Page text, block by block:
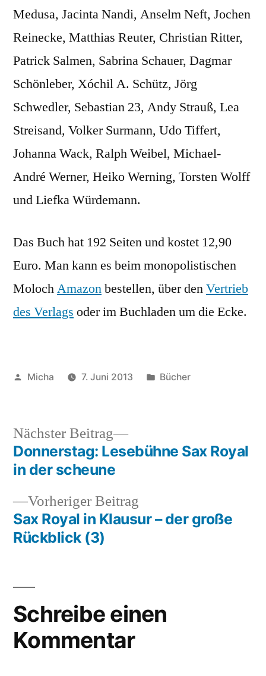
Medusa, Jacinta Nandi, Anselm Neft, Jochen
Reinecke, Matthias Reuter, Christian Ritter,
Patrick Salmen, Sabrina Schauer, Dagmar
Schönleber, Xóchil A. Schütz, Jörg
Schwedler, Sebastian 23, Andy Strauß, Lea
Streisand, Volker Surmann, Udo Tiffert,
Johanna Wack, Ralph Weibel, Michael-
André Werner, Heiko Werning, Torsten Wolff
und Liefka Würdemann.
Das Buch hat 192 Seiten und kostet 12,90
Euro. Man kann es beim monopolistischen
MolochAmazonbestellen, über denVertrieb
des Verlags oder im Buchladen um die Ecke.
Veröffentlicht
Micha 7. Juni 2013
Veröffentlicht
Bücher
Beitragsnavigation
Vorheriger Beitrag
Beitrag:
Sax Royal in Klausur – der große
Rückblick (3)
Nächster Beitrag
Nächster
Beitrag:
Donnerstag: Lesebühne Sax Royal
in der scheune
Schreibe einen
Kommentar